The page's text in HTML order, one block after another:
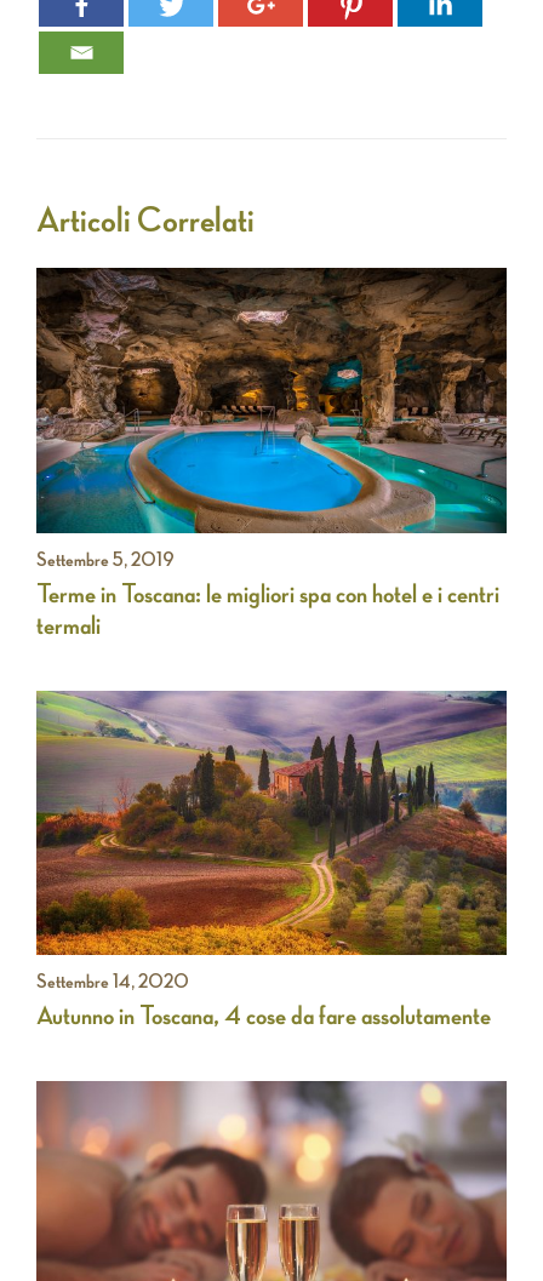
Articoli Correlati
Settembre 5, 2019
Terme in Toscana: le migliori spa con hotel e i centri
termali
Settembre 14, 2020
Autunno in Toscana, 4 cose da fare assolutamente